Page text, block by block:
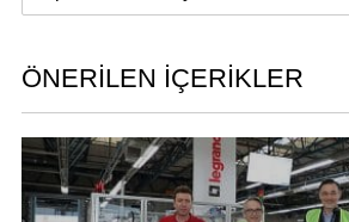
A
p
p
dI
n
b
o
o
k
ÖNERİLEN İÇERİKLER